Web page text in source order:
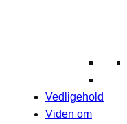
Vedligehold
Viden om